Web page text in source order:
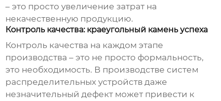
– это просто увеличение затрат на
некачественную продукцию.
Контроль качества: краеугольный камень успеха
Контроль качества на каждом этапе
производства – это не просто формальность,
это необходимость. В производстве систем
распределительных устройств даже
незначительный дефект может привести к